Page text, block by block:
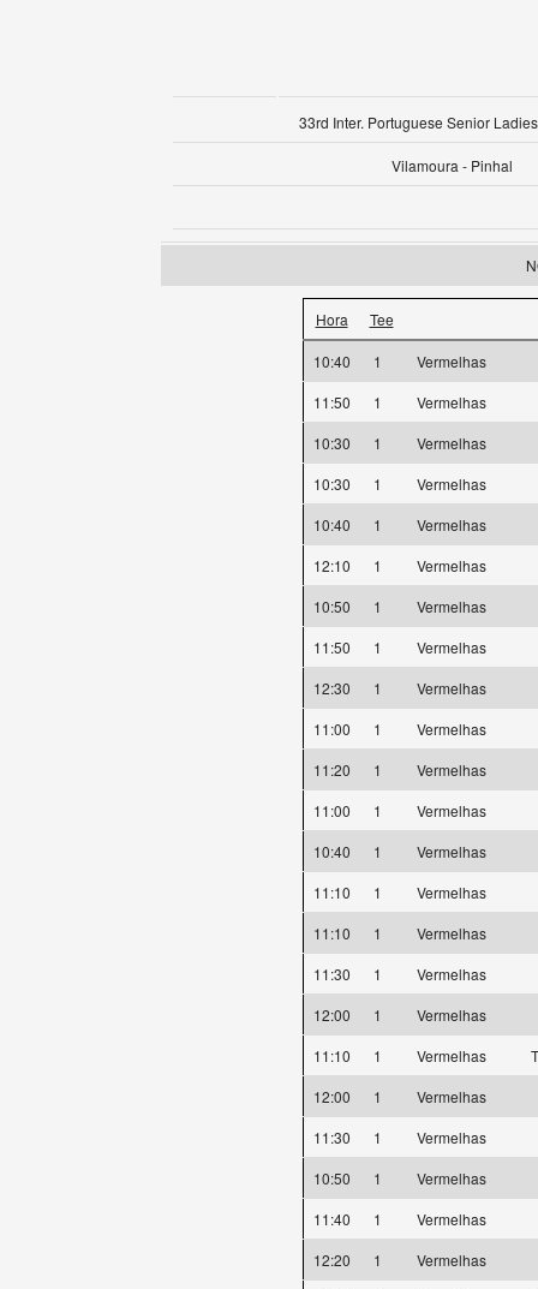
33rd Inter. Portuguese Senior
Vilamoura - Pinhal
Hora Tee
10:40 1
Vermelhas
11:50
1
Vermelhas
10:30
1
Vermelhas
10:30
1
Vermelhas
10:40
1
Vermelhas
12:10
1
Vermelhas
10:50
1
Vermelhas
11:50
1
Vermelhas
12:30
1
Vermelhas
11:00
1
Vermelhas
11:20
1
Vermelhas
11:00
1
Vermelhas
10:40
1
Vermelhas
11:10
1
Vermelhas
11:10
1
Vermelhas
11:30
1
Vermelhas
12:00
1
Vermelhas
11:10
1 Vermelhas
12:00
1
Vermelhas
11:30
1
Vermelhas
10:50
1
Vermelhas
11:40
1
Vermelhas
12:20
1
Vermelhas